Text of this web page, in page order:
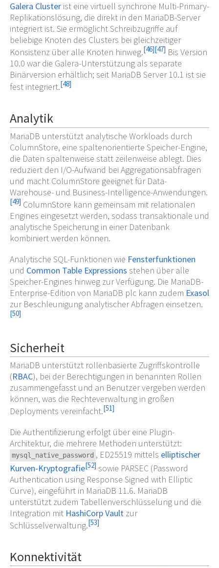
Galera Cluster ist eine virtuell synchrone Multi-Primary-
Replikationslösung, die direkt in den MariaDB-Server
integriert ist. Sie ermöglicht Schreibzugriffe auf
beliebige Knoten des Clusters bei gleichzeitiger
Konsistenz über alle Knoten hinweg.[46][47] Bis Version
10.0 war die Galera-Unterstützung als separate
Binärversion erhältlich; seit MariaDB Server 10.1 ist sie
fest integriert.[48]
Analytik
MariaDB unterstützt analytische Workloads durch
ColumnStore, eine spaltenorientierte Speicher-Engine,
die Daten spaltenweise statt zeilenweise ablegt. Dies
reduziert den I/O-Aufwand bei Aggregationsabfragen
und macht ColumnStore geeignet für Data-
Warehouse- und Business-Intelligence-Anwendungen.
[49] ColumnStore kann gemeinsam mit relationalen
Engines eingesetzt werden, sodass transaktionale und
analytische Speicherung in einer Datenbank
kombiniert werden können.
Analytische SQL-Funktionen wie Fensterfunktionen
und Common Table Expressions stehen über alle
Speicher-Engines hinweg zur Verfügung. Die MariaDB-
Enterprise-Edition von MariaDB plc kann zudem Exasol
zur Beschleunigung analytischer Abfragen einsetzen.
[50]
Sicherheit
MariaDB unterstützt rollenbasierte Zugriffskontrolle
(RBAC), bei der Berechtigungen in benannten Rollen
zusammengefasst und an Benutzer vergeben werden
können, was die Rechteverwaltung in großen
Deployments vereinfacht.[51]
Die Authentifizierung erfolgt über eine Plugin-
Architektur, die mehrere Methoden unterstützt:
mysql_native_password , ED25519 mittels elliptischer
Kurven-Kryptografie[52] sowie PARSEC (Password
Authentication using Response Signed with Elliptic
Curve), eingeführt in MariaDB 11.6. MariaDB
unterstützt zudem Tabellenverschlüsselung und die
Integration mit HashiCorp Vault zur
Schlüsselverwaltung.[53]
Konnektivität